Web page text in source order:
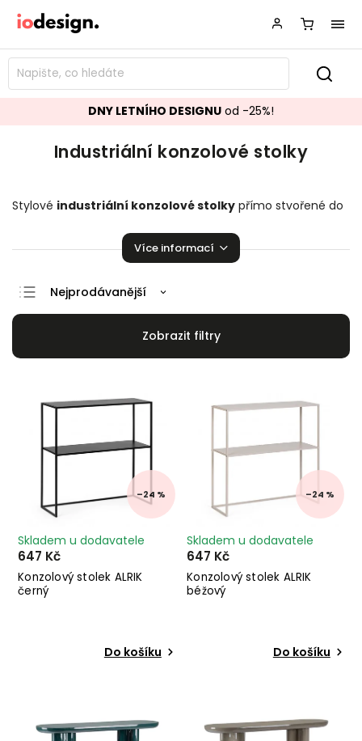
DNY LETNÍHO DESIGNU od -25%!
Industriální konzolové stolky
Stylové industriální konzolové stolky přímo stvořené do
Více informací
Doporučujeme
Nejprodávanější
Abecedně
–24 %
Konzolový stolek ALRIK
černý
Skladem u dodavatele
647 Kč
Do košíku
–24 %
Konzolový stolek ALRIK
béžový
Skladem u dodavatele
647 Kč
Do košíku